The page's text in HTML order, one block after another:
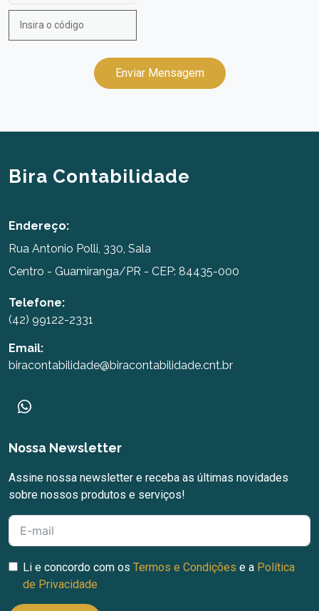
Enviar Mensagem
Bira Contabilidade
Endereço:
Rua Antonio Polli, 330, Sala
Centro - Guamiranga/PR - CEP: 84435-000
Telefone:
(42) 99122-2331
Email:
biracontabilidade@biracontabilidade.cnt.br
Nossa Newsletter
Assine nossa newsletter e receba as últimas novidades
sobre nossos produtos e serviços!
Li e concordo com os Termos e Condições e a Política
de Privacidade